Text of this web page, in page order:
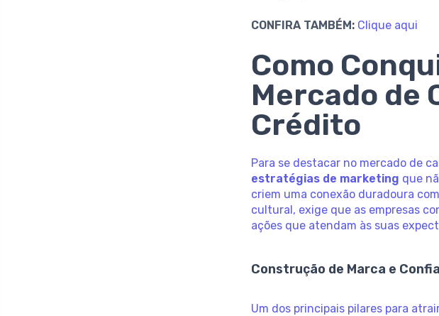
CONFIRA TAMBÉM: Clique aqui
Como
Mercado de
Crédito
Para se destacar no mercado de
estratégias de marketing que
criem uma conexão duradoura
cultural, exige que as empresas
ações que atendam às suas
Construção de Marca e
Um dos principais pilares para